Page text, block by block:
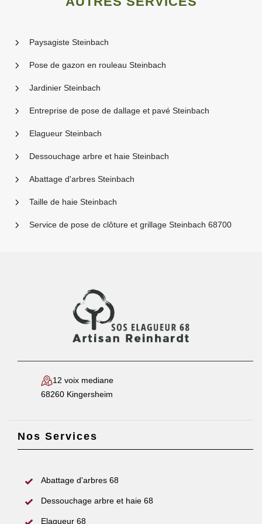
Paysagiste Steinbach
Pose de gazon en rouleau Steinbach
Jardinier Steinbach
Entreprise de pose de dallage et pavé Steinbach
Elagueur Steinbach
Dessouchage arbre et haie Steinbach
Abattage d'arbres Steinbach
Taille de haie Steinbach
Service de pose de clôture et grillage Steinbach 68700
12 voix mediane
68260 Kingersheim
Nos Services
Abattage d'arbres 68
Dessouchage arbre et haie 68
Elagueur 68